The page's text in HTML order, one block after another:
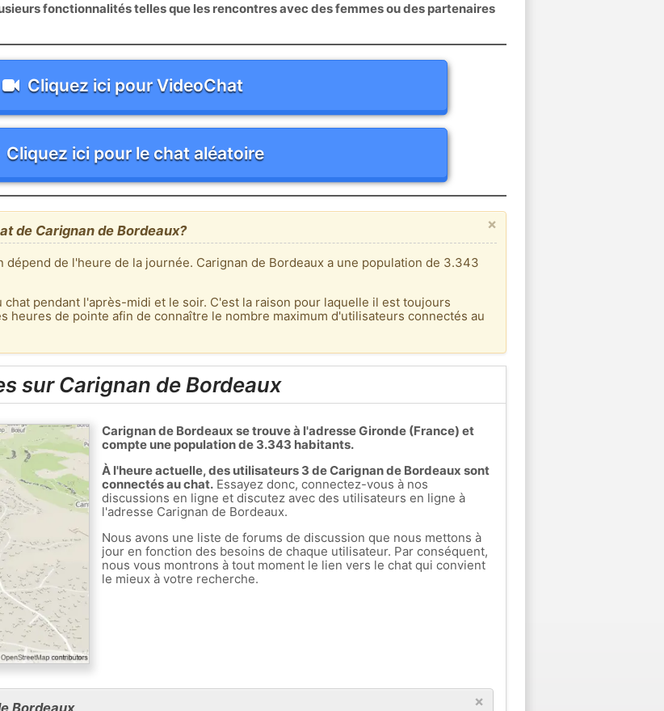
fonctionnalités telles que les rencontres avec des femmes ou des partenaires
Cliquez ici pour VideoChat
Cliquez ici pour le chat aléatoire
×
de Carignan de Bordeaux?
de l'heure de la journée. Carignan de Bordeaux a une population de 3.343
pendant l'après-midi et le soir. C'est la raison pour laquelle il est toujours
heures de pointe afin de connaître le nombre maximum d'utilisateurs connectés au
sur Carignan de Bordeaux
Carignan de Bordeaux se trouve à l'adresse Gironde (France) et
compte une population de 3.343 habitants.
À l'heure actuelle, des utilisateurs 3 de Carignan de Bordeaux sont
connectés au chat.Essayez donc, connectez-vous à nos
discussions en ligne et discutez avec des utilisateurs en ligne à
l'adresse Carignan de Bordeaux.
Nous avons une liste de forums de discussion que nous mettons à
jour en fonction des besoins de chaque utilisateur. Par conséquent,
nous vous montrons à tout moment le lien vers le chat qui convient
le mieux à votre recherche.
×